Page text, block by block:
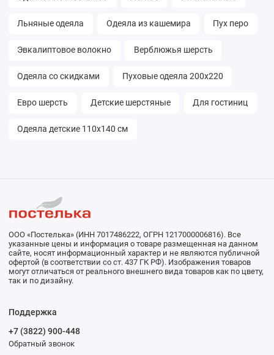
Льняные одеяла Одеяла из кашемира Пух перо
Эвкалиптовое волокно Верблюжья шерсть
Одеяла со скидками Пуховые одеяла 200х220
Евро шерсть Детские шерстяные Для гостиниц
Одеяла детские 110х140 см
ООО «Постелька» (ИНН 7017486222, ОГРН 1217000006816). Все
указанные цены и информация о товаре размещенная на данном
сайте, носят информационный характер и не являются публичной
офертой (в соответствии со ст. 437 ГК РФ). Изображения товаров
могут отличаться от реального внешнего вида товаров как по цвету,
так и по дизайну.
Поддержка
+7 (3822) 900-448
Обратный звонок